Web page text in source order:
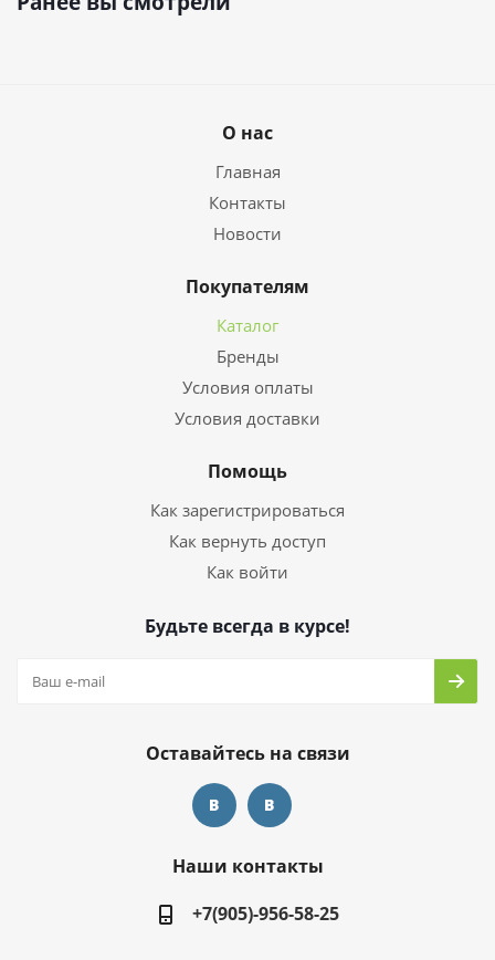
О нас
Главная
Контакты
Новости
Покупателям
Каталог
Бренды
Условия оплаты
Условия доставки
Помощь
Как зарегистрироваться
Как вернуть доступ
Как войти
Будьте всегда в курсе!
Оставайтесь на связи
Наши контакты
+7(905)-956-58-25